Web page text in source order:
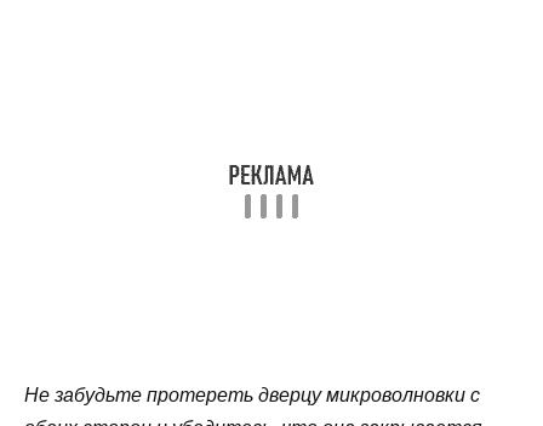
Не забудьте протереть дверцу микроволновки с